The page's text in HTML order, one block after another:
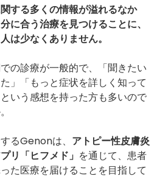
する多くの情報が溢れるなか
に合う治療を見つけることに、
は少なくありません。
の診療が一般的で、「聞きたい
」「もっと症状を詳しく知って
いう感想を持った方も多いので
るGenonは、 アトピー性⽪膚炎
リ「ヒフメド」 を通じて、患者
た医療を届けることを目指して